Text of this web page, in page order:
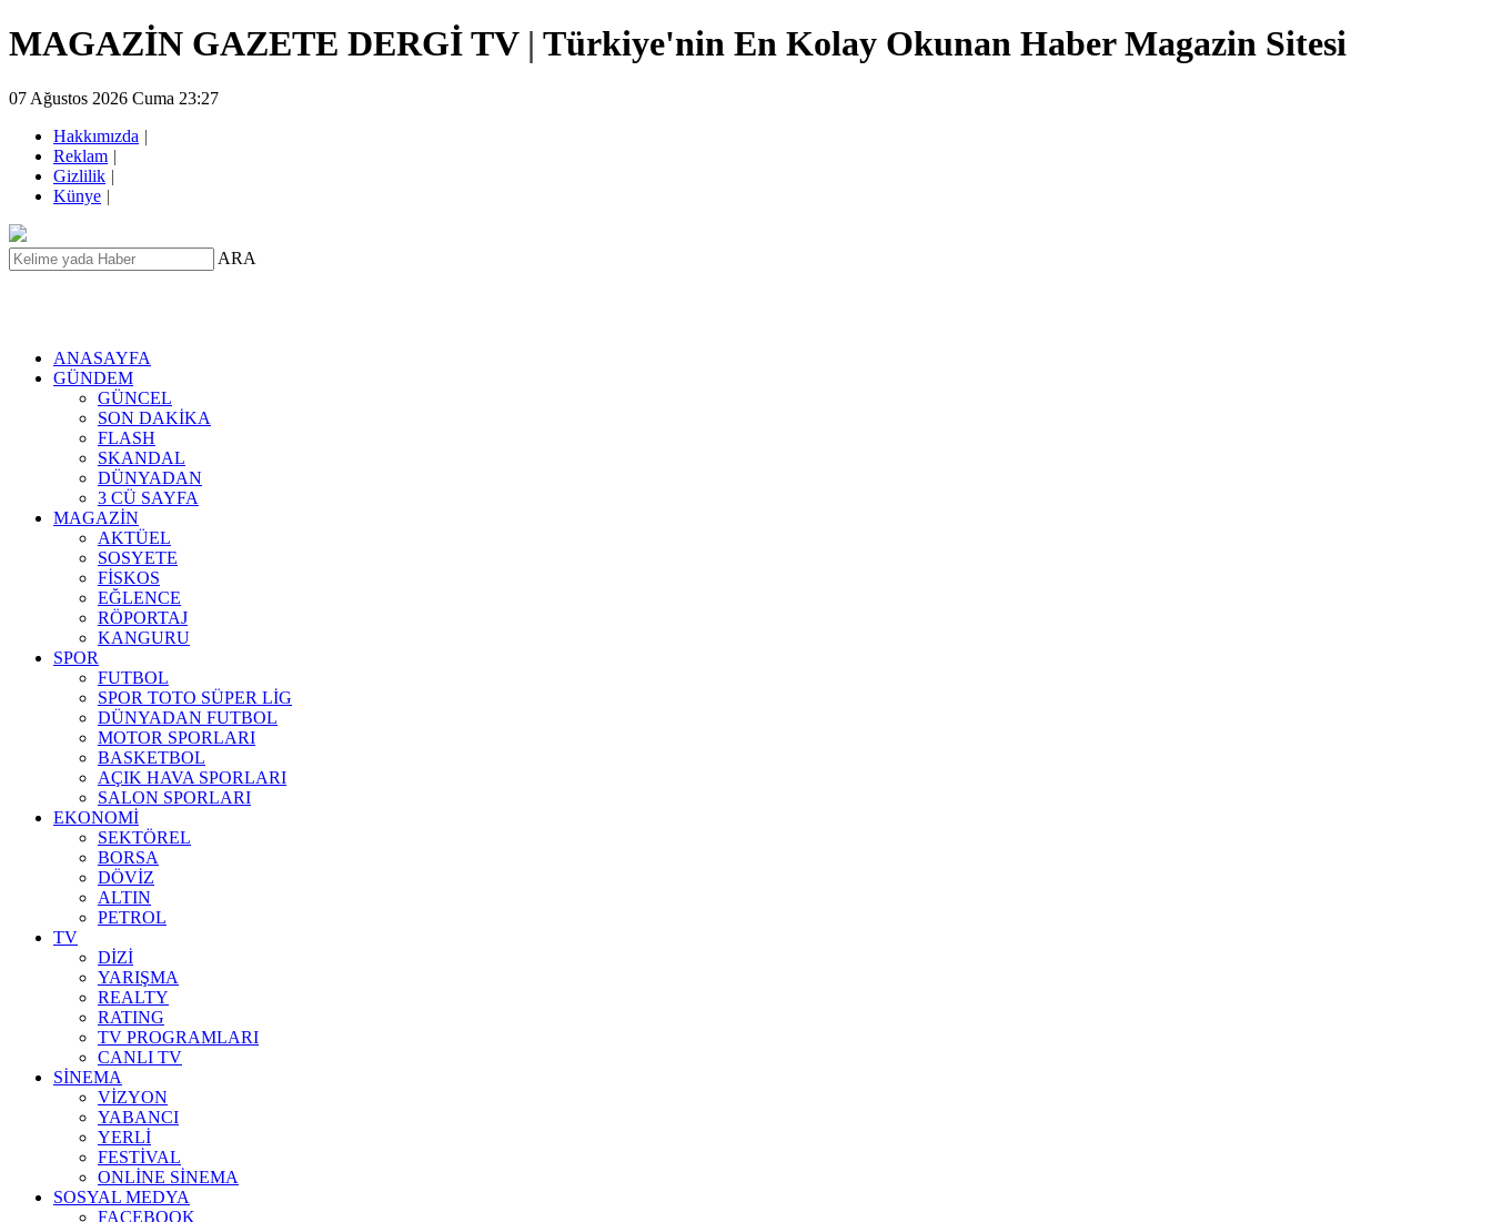
MAGAZİN GAZETE DERGİ TV | Türkiye'nin En Kolay Okunan Haber Magazin Sitesi
07 Ağustos 2026 Cuma 23:27
Hakkımızda |
Reklam |
Gizlilik |
Künye |
ARA
ANASAYFA
GÜNDEM
GÜNCEL
SON DAKİKA
FLASH
SKANDAL
DÜNYADAN
3 CÜ SAYFA
MAGAZİN
AKTÜEL
SOSYETE
FİSKOS
EĞLENCE
RÖPORTAJ
KANGURU
SPOR
FUTBOL
SPOR TOTO SÜPER LİG
DÜNYADAN FUTBOL
MOTOR SPORLARI
BASKETBOL
AÇIK HAVA SPORLARI
SALON SPORLARI
EKONOMİ
SEKTÖREL
BORSA
DÖVİZ
ALTIN
PETROL
TV
DİZİ
YARIŞMA
REALTY
RATING
TV PROGRAMLARI
CANLI TV
SİNEMA
VİZYON
YABANCI
YERLİ
FESTİVAL
ONLİNE SİNEMA
SOSYAL MEDYA
FACEBOOK